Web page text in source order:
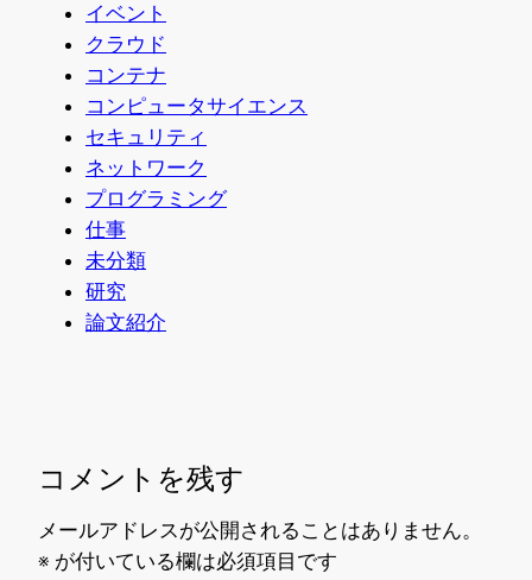
イベント
クラウド
コンテナ
コンピュータサイエンス
セキュリティ
ネットワーク
プログラミング
仕事
未分類
研究
論文紹介
コメントを残す
メールアドレスが公開されることはありません。
※ が付いている欄は必須項目です